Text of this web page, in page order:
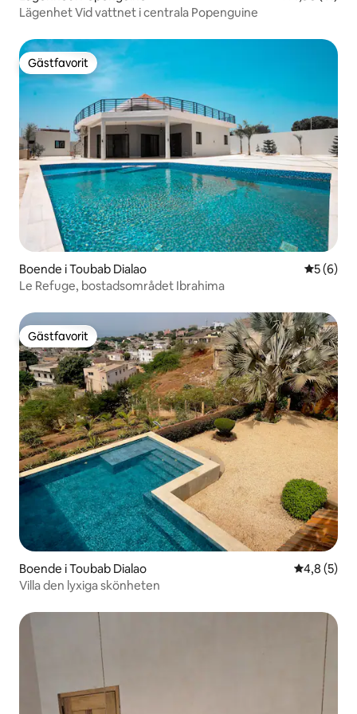
Lägenhet Vid vattnet i centrala Popenguine
Gästfavorit
Gästfavorit
Boende i Toubab Dialao 5 av 5 i
5 (6)
Le Refuge, bostadsområdet Ibrahima
Gästfavorit
Gästfavorit
Boende i Toubab Dialao 4,8 av 5 i
4,8 (5)
Villa den lyxiga skönheten